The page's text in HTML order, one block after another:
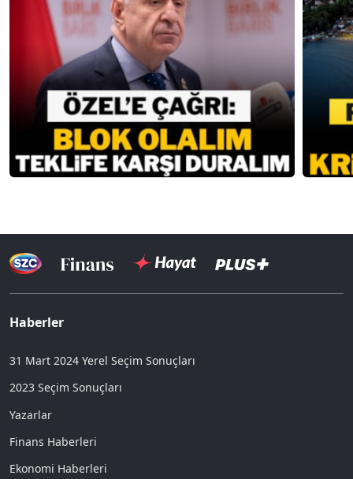
Haberler
31 Mart 2024 Yerel Seçim Sonuçları
2023 Seçim Sonuçları
Yazarlar
Finans Haberleri
Ekonomi Haberleri